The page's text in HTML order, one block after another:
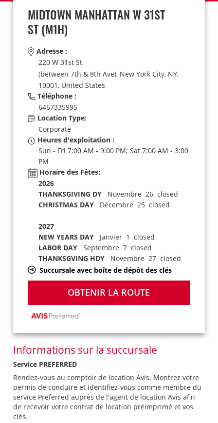
MIDTOWN MANHATTAN W 31ST
ST(M1H)
Adresse :
220 W 31st St,
(between 7th & 8th Ave), New York City, NY,
10001, United States
Téléphone :
6467335995
Location Type:
Corporate
Heures d'exploitation :
Sun - Fri 7:00 AM - 9:00 PM; Sat 7:00 AM - 3:00
PM
Horaire des Fêtes:
2026
THANKSGIVING DYNovembre 26 closed
CHRISTMAS DAYDécembre 25 closed
2027
NEW YEARS DAYJanvier 1 closed
LABOR DAYSeptembre 7 closed
THANKSGVING HDYNovembre 27 closed
Succursale avec boîte de dépôt des clés
OBTENIR LA ROUTE
Informations sur la succursale
Service PREFERRED
Rendez-vous au comptoir de location Avis. Montrez votre
permis de conduire et identifiez-vous comme membre du
service Preferred auprès de l'agent de location Avis afin
de recevoir votre contrat de location préimprimé et vos
clés.